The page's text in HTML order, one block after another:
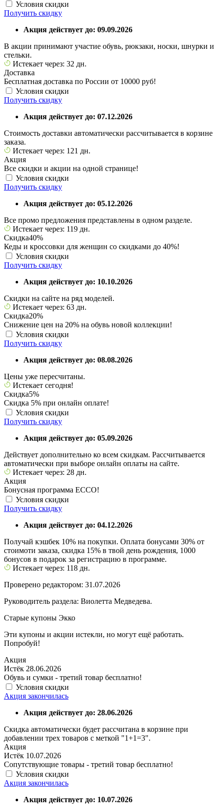
Условия скидки
Получить скидку
Акция действует до: 09.09.2026
В акции принимают участие обувь, рюкзаки, носки, шнурки и
стельки.
Истекает через: 32 дн.
Доставка
Бесплатная доставка по России от 10000 руб!
Условия скидки
Получить скидку
Акция действует до: 07.12.2026
Стоимость доставки автоматически рассчитывается в корзине
заказа.
Истекает через: 121 дн.
Акция
Все скидки и акции на одной странице!
Условия скидки
Получить скидку
Акция действует до: 05.12.2026
Все промо предложения представлены в одном разделе.
Истекает через: 119 дн.
Скидка40%
Кеды и кроссовки для женщин со скидками до 40%!
Условия скидки
Получить скидку
Акция действует до: 10.10.2026
Скидки на сайте на ряд моделей.
Истекает через: 63 дн.
Скидка20%
Снижение цен на 20% на обувь новой коллекции!
Условия скидки
Получить скидку
Акция действует до: 08.08.2026
Цены уже пересчитаны.
Истекает сегодня!
Скидка5%
Скидка 5% при онлайн оплате!
Условия скидки
Получить скидку
Акция действует до: 05.09.2026
Действует дополнительно ко всем скидкам. Рассчитывается
автоматически при выборе онлайн оплаты на сайте.
Истекает через: 28 дн.
Акция
Бонусная программа ECCO!
Условия скидки
Получить скидку
Акция действует до: 04.12.2026
Получай кэшбек 10% на покупки. Оплата бонусами 30% от
стоимоти заказа, скидка 15% в твой день рождения, 1000
бонусов в подарок за регистрацию в программе.
Истекает через: 118 дн.
Проверено редактором: 31.07.2026
Руководитель раздела: Виолетта Медведева.
Старые купоны Экко
Эти купоны и акции истекли, но могут ещё работать.
Попробуй!
Акция
Истёк 28.06.2026
Обувь и сумки - третий товар бесплатно!
Условия скидки
Акция закончилась
Акция действует до: 28.06.2026
Скидка автоматически будет рассчитана в корзине при
добавлении трех товаров с меткой "1+1=3".
Акция
Истёк 10.07.2026
Сопутствующие товары - третий товар бесплатно!
Условия скидки
Акция закончилась
Акция действует до: 10.07.2026